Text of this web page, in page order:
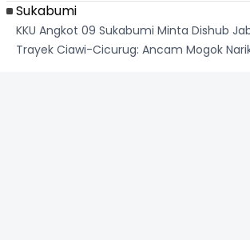
Sukabumi
KKU Angkot 09 Sukabumi Minta Dishub
Trayek Ciawi-Cicurug: Ancam Mogok